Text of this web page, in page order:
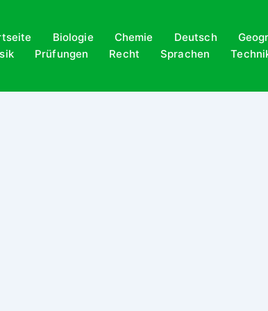
Biologie Chemie Deutsch
Prüfungen Recht Sprachen